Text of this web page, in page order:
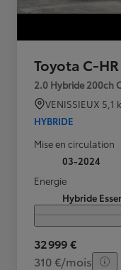
Toyota C-HR
2.0 Hybride 200ch
VENISSIEUX 5,1
HYBRIDE
Mise en circulation
03-2024
Energie
Hybride
32 999 €
310 €/mois